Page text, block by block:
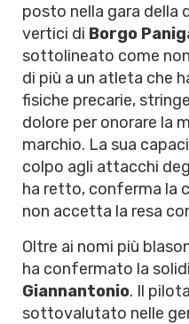
posto nella gara della
vertici di Borgo
sottolineato come
di più a un atleta che
fisiche precarie,
dolore per onorare la
marchio. La sua
colpo agli attacchi
ha retto, conferma la
non accetta la resa
Oltre ai nomi più
ha confermato la
Giannantonio. Il
sottovalutato nelle